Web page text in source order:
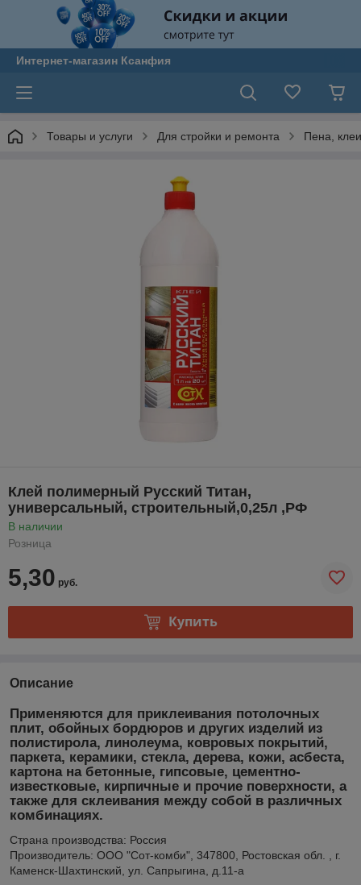
Интернет-магазин Ксанфия
Товары и услуги Для стройки и ремонта Пена,
Клей полимерный Русский Титан,
универсальный, строительный,0,25л ,РФ
В наличии
Розница
5,30 руб.
Купить
Описание
Применяются для приклеивания потолочных
плит, обойных бордюров и других изделий из
полистирола, линолеума, ковровых покрытий,
паркета, керамики, стекла, дерева, кожи, асбеста,
картона на бетонные, гипсовые, цементно-
известковые, кирпичные и прочие поверхности, а
также для склеивания между собой в различных
комбинациях.
Страна производства: Россия
Производитель: ООО "Сот-комби", 347800, Ростовская обл. , г.
Каменск-Шахтинский, ул. Сапрыгина, д.11-а